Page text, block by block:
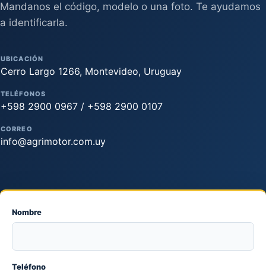
Mandanos el código, modelo o una foto. Te ayudamos
a identificarla.
UBICACIÓN
Cerro Largo 1266, Montevideo, Uruguay
TELÉFONOS
+598 2900 0967 / +598 2900 0107
CORREO
info@agrimotor.com.uy
Nombre
Teléfono